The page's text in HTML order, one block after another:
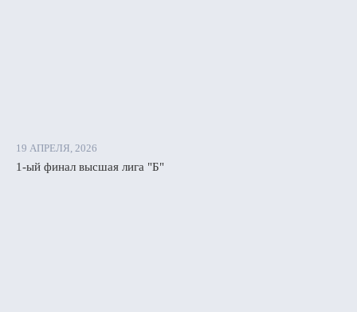
19 АПРЕЛЯ, 2026
1-ый финал высшая лига "Б"